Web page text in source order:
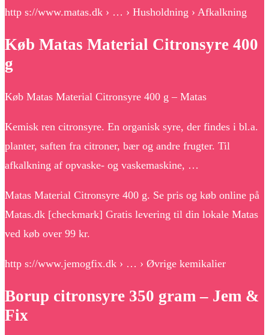
http s://www.matas.dk › … › Husholdning › Afkalkning
Køb Matas Material Citronsyre 400
g
Køb Matas Material Citronsyre 400 g – Matas
Kemisk ren citronsyre. En organisk syre, der findes i bl.a.
planter, saften fra citroner, bær og andre frugter. Til
afkalkning af opvaske- og vaskemaskine, …
Matas Material Citronsyre 400 g. Se pris og køb online på
Matas.dk [checkmark] Gratis levering til din lokale Matas
ved køb over 99 kr.
http s://www.jemogfix.dk › … › Øvrige kemikalier
Borup citronsyre 350 gram – Jem &
Fix